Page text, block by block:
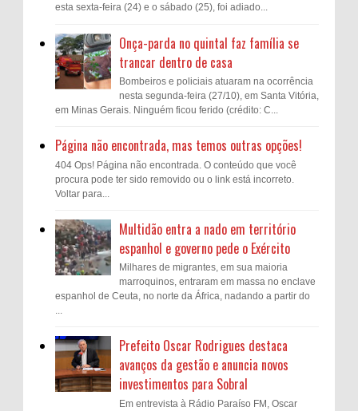
esta sexta-feira (24) e o sábado (25), foi adiado...
Onça-parda no quintal faz família se
trancar dentro de casa
Bombeiros e policiais atuaram na ocorrência
nesta segunda-feira (27/10), em Santa Vitória,
em Minas Gerais. Ninguém ficou ferido (crédito: C...
Página não encontrada, mas temos outras opções!
404 Ops! Página não encontrada. O conteúdo que você
procura pode ter sido removido ou o link está incorreto.
Voltar para...
Multidão entra a nado em território
espanhol e governo pede o Exército
Milhares de migrantes, em sua maioria
marroquinos, entraram em massa no enclave
espanhol de Ceuta, no norte da África, nadando a partir do
...
Prefeito Oscar Rodrigues destaca
avanços da gestão e anuncia novos
investimentos para Sobral
Em entrevista à Rádio Paraíso FM, Oscar